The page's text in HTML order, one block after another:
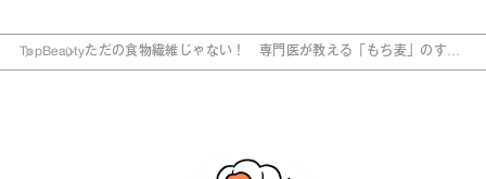
TopBeautyただの食物繊維じゃない！ 専門医が教える「もち麦」のすご